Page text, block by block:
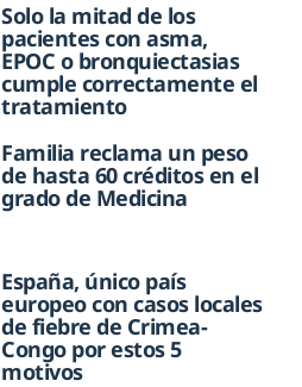
Solo la mitad de los
pacientes con asma,
EPOC o bronquiectasias
cumple correctamente el
tratamiento
Familia reclama un peso
de hasta 60 créditos en el
grado de Medicina
España, único país
europeo con casos locales
de fiebre de Crimea-
Congo por estos 5
motivos